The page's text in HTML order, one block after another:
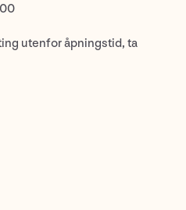
utenfor åpningstid, ta